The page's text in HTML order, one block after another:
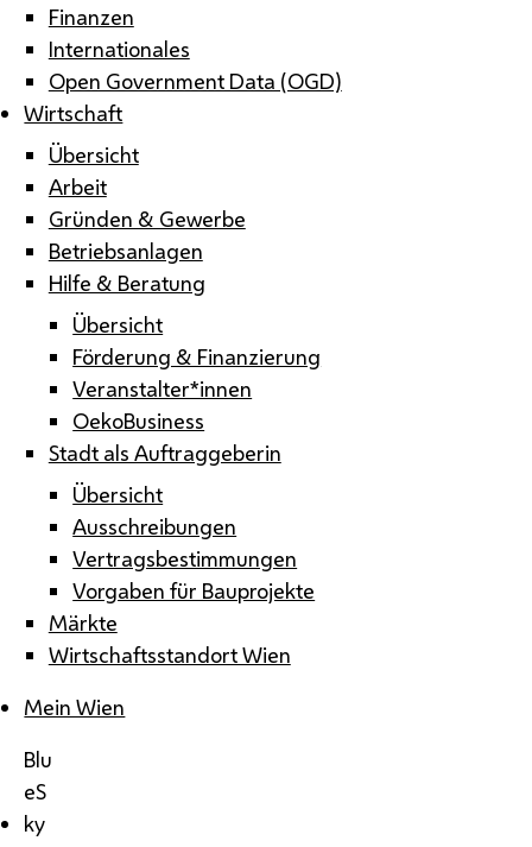
Finanzen
Internationales
Open Government Data (OGD)
Wirtschaft
Übersicht
Arbeit
Gründen & Gewerbe
Betriebsanlagen
Hilfe & Beratung
Übersicht
Förderung & Finanzierung
Veranstalter*innen
OekoBusiness
Stadt als Auftraggeberin
Übersicht
Ausschreibungen
Vertragsbestimmungen
Vorgaben für Bauprojekte
Märkte
Wirtschaftsstandort Wien
Mein Wien
Blu
eS
ky